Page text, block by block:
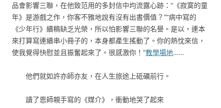
品會影響三聯，在他致范用的多封信中均流露心跡：“《寂寞的童
年》是游戲之作，你客不雅地說有沒有出書價值？”“病中寫的
《少年行》續稿缺乏光榮，所以怕影響三聯的名譽。是以，連本
來打算寫連續串小冊子的，本身都產生搖動了。你的熱忱來信，
使我覺得快慰並且振奮起來了。很感激你！”教學場地……
他們就如許亦師亦友，在人生旅途上砥礪前行。
讀了恩師親手寫的《媒介》，衝動地哭了起來